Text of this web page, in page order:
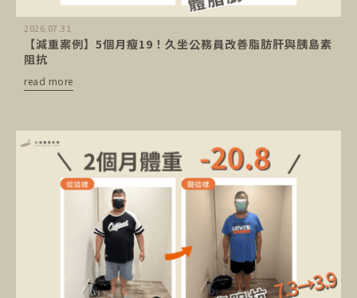
2026.07.31
【減重案例】5個月瘦19！久坐公務員改善脂肪肝與胰島素
阻抗
read more